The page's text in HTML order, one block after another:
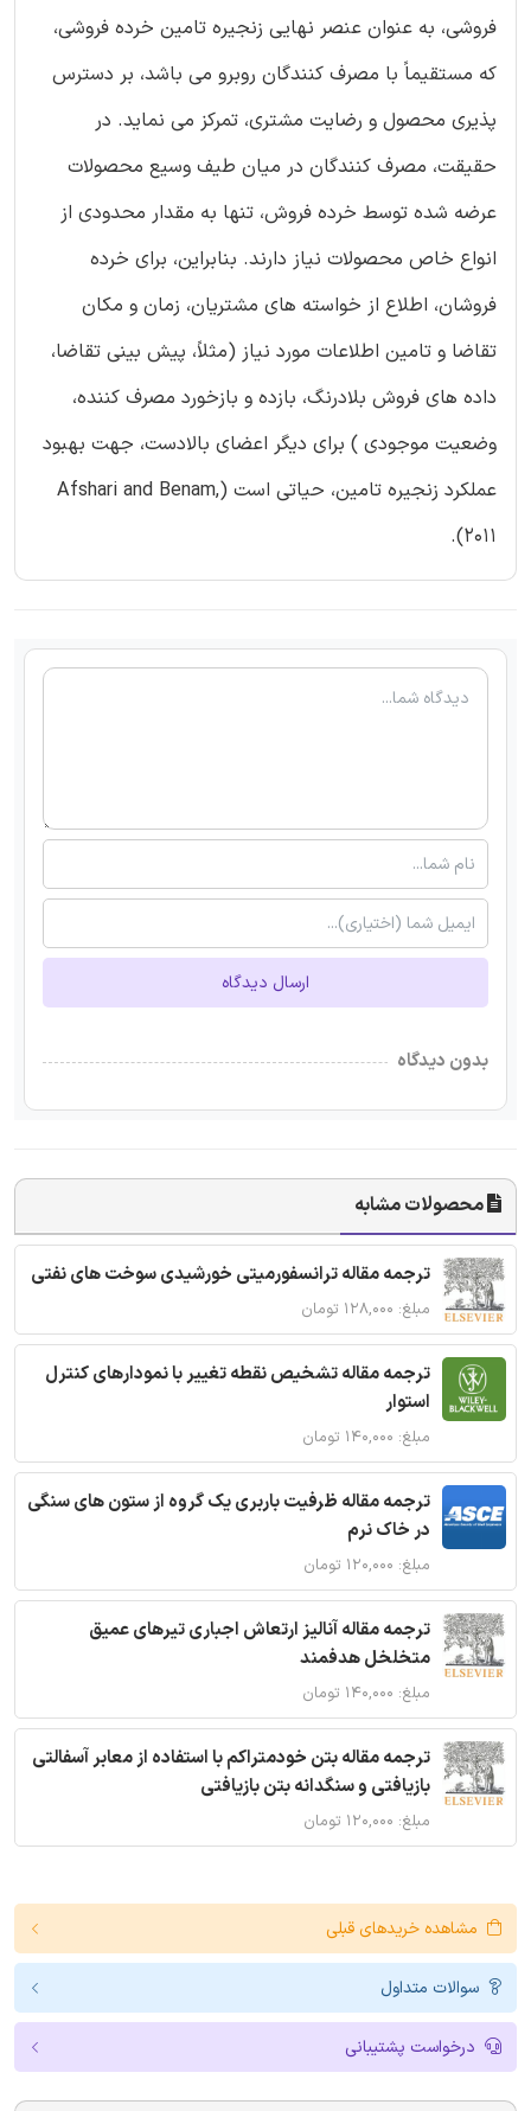
فروشی، به عنوان عنصر نهایی زنجیره تامین خرده فروشی،
که مستقیماً با مصرف کنندگان روبرو می باشد، بر دسترس
پذیری محصول و رضایت مشتری، تمرکز می نماید. در
حقیقت، مصرف کنندگان در میان طیف وسیع محصولات
عرضه شده توسط خرده فروش، تنها به مقدار محدودی از
انواع خاص محصولات نیاز دارند. بنابراین، برای خرده
فروشان، اطلاع از خواسته های مشتریان، زمان و مکان
تقاضا و تامین اطلاعات مورد نیاز (مثلاً، پیش بینی تقاضا،
داده های فروش بلادرنگ، بازده و بازخورد مصرف کننده،
وضعیت موجودی ) برای دیگر اعضای بالادست، جهت بهبود
عملکرد زنجیره تامین، حیاتی است (Afshari and Benam,
2011).
ارسال دیدگاه
بدون دیدگاه
محصولات مشابه
ترجمه مقاله ترانسفورمیتی خورشیدی سوخت های نفتی
مبلغ: ۱۲۸,۰۰۰ تومان
ترجمه مقاله تشخیص نقطه تغییر با نمودارهای کنترل
استوار
مبلغ: ۱۴۰,۰۰۰ تومان
ترجمه مقاله ظرفیت باربری یک گروه از ستون های سنگی
در خاک نرم
مبلغ: ۱۲۰,۰۰۰ تومان
ترجمه مقاله آنالیز ارتعاش اجباری تیرهای عمیق
متخلخل هدفمند
مبلغ: ۱۴۰,۰۰۰ تومان
ترجمه مقاله بتن خودمتراکم با استفاده از معابر آسفالتی
بازیافتی و سنگدانه بتن بازیافتی
مبلغ: ۱۲۰,۰۰۰ تومان
مشاهده خریدهای قبلی
سوالات متداول
درخواست پشتیبانی